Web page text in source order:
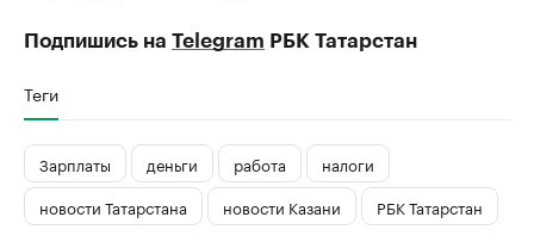
Подпишись на Telegram РБК Татарстан
Теги
Зарплаты деньги работа
налоги
новости Татарстана
новости Казани РБК Татарстан